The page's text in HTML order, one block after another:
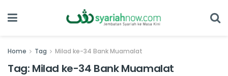
Home Tag Milad ke-34 Bank Muamalat
Tag: Milad ke-34 Bank Muamalat